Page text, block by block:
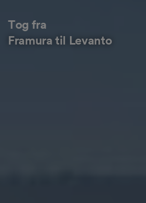
Tog fra
Framura til Levanto